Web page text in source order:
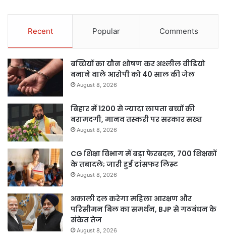
Recent Popular Comments
बच्चियों का यौन शोषण कर अश्लील वीडियो
बनाने वाले आरोपी को 40 साल की जेल
August 8, 2026
बिहार में 1200 से ज्यादा लापता बच्चों की
बरामदगी, मानव तस्करी पर सरकार सख्त
August 8, 2026
CG शिक्षा विभाग में बड़ा फेरबदल, 700 शिक्षकों
के तबादले; जारी हुई ट्रांसफर लिस्ट
August 8, 2026
अकाली दल करेगा महिला आरक्षण और
परिसीमन बिल का समर्थन, BJP से गठबंधन के
संकेत तेज
August 8, 2026